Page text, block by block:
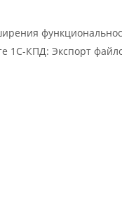
1С-КПД: Экспорт